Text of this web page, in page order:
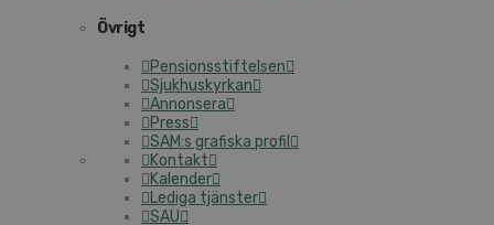
Övrigt
Pensionsstiftelsen
Sjukhuskyrkan
Annonsera
Press
SAM:s grafiska profil
Kontakt
Kalender
Lediga tjänster
SAU